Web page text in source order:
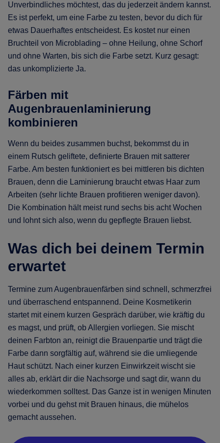
Unverbindliches möchtest, das du jederzeit ändern kannst.
Es ist perfekt, um eine Farbe zu testen, bevor du dich für
etwas Dauerhaftes entscheidest. Es kostet nur einen
Bruchteil von Microblading – ohne Heilung, ohne Schorf
und ohne Warten, bis sich die Farbe setzt. Kurz gesagt:
das unkomplizierte Ja.
Färben mit
Augenbrauenlaminierung
kombinieren
Wenn du beides zusammen buchst, bekommst du in
einem Rutsch geliftete, definierte Brauen mit satterer
Farbe. Am besten funktioniert es bei mittleren bis dichten
Brauen, denn die Laminierung braucht etwas Haar zum
Arbeiten (sehr lichte Brauen profitieren weniger davon).
Die Kombination hält meist rund sechs bis acht Wochen
und lohnt sich also, wenn du gepflegte Brauen liebst.
Was dich bei deinem Termin
erwartet
Termine zum Augenbrauenfärben sind schnell, schmerzfrei
und überraschend entspannend. Deine Kosmetikerin
startet mit einem kurzen Gespräch darüber, wie kräftig du
es magst, und prüft, ob Allergien vorliegen. Sie mischt
deinen Farbton an, reinigt die Brauenpartie und trägt die
Farbe dann sorgfältig auf, während sie die umliegende
Haut schützt. Nach einer kurzen Einwirkzeit wischt sie
alles ab, erklärt dir die Nachsorge und sagt dir, wann du
wiederkommen solltest. Das Ganze ist in wenigen Minuten
vorbei und du gehst mit Brauen hinaus, die mühelos
gemacht aussehen.